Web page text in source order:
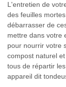
L'entretien de
des feuilles
débarrasser de
mettre dans votre
pour nourrir votre
compost naturel
tous de répartir
appareil dit